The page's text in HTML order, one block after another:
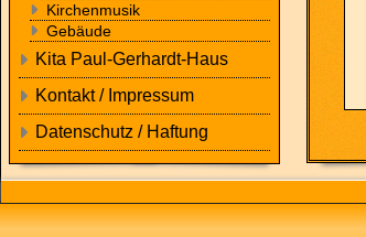
Kirchenmusik
Gebäude
Kita Paul-Gerhardt-Haus
Kontakt / Impressum
Datenschutz / Haftung